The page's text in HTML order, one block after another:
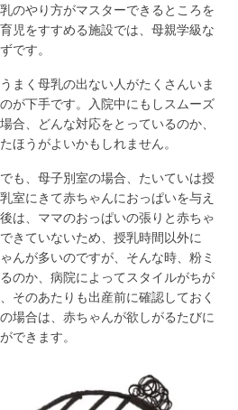
のやり方がマスターできるところを
児をすすめる施設では、母親学級な
です。
まく母乳の出ない人がたくさんいま
が下手です。入院中にもしスムーズ
合、どんな対応をとっているのか、
ほうがよいかもしれません。
も、母子別室の場合、たいていは授
室にきて赤ちゃんにおっぱいを与え
は、ママのおっぱいの張りと赤ちゃ
きていないため、授乳時間以外に
んが多いのですが、そんな時、粉ミ
のか、病院によってスタイルがちが
そのあたりも出産前に確認しておく
場合は、赤ちゃんが欲しがるたびに
できます。